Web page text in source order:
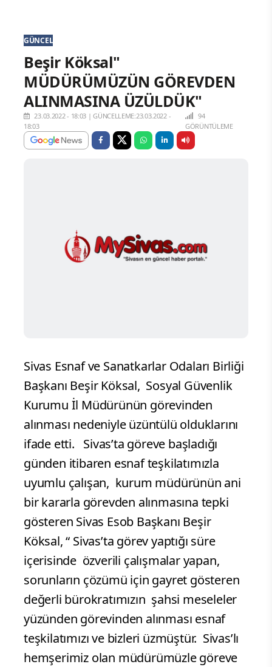
GÜNCEL
Beşir Köksal"
MÜDÜRÜMÜZÜN GÖREVDEN
ALINMASINA ÜZÜLDÜK"
23.03.2022 - 18:03 |GÜNCELLEME:23.03.2022 -
18:03
94
GÖRÜNTÜLEME
Sivas Esnaf ve Sanatkarlar Odaları Birliği
Başkanı Beşir Köksal, Sosyal Güvenlik
Kurumu İl Müdürünün görevinden
alınması nedeniyle üzüntülü olduklarını
ifade etti. Sivas’ta göreve başladığı
günden itibaren esnaf teşkilatımızla
uyumlu çalışan, kurum müdürünün ani
bir kararla görevden alınmasına tepki
gösteren Sivas Esob Başkanı Beşir
Köksal, “ Sivas’ta görev yaptığı süre
içerisinde özverili çalışmalar yapan,
sorunların çözümü için gayret gösteren
değerli bürokratımızın şahsi meseleler
yüzünden görevinden alınması esnaf
teşkilatımızı ve bizleri üzmüştür. Sivas’lı
hemşerimiz olan müdürümüzle göreve